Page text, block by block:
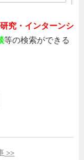
究・インターンシ
等の検索ができる
>>